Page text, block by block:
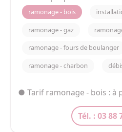
ramonage - gaz
ramonage - fours de boulanger
ramonage - charbon
ramonage - bois
● Tarif ramonage - bois : à
Tél. : 03 88